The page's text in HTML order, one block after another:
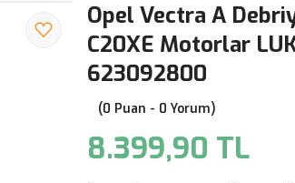
Opel Vectra A
C20XE Motorlar
623092800
(0 Puan - 0 Yorum)
8.399,90 TL